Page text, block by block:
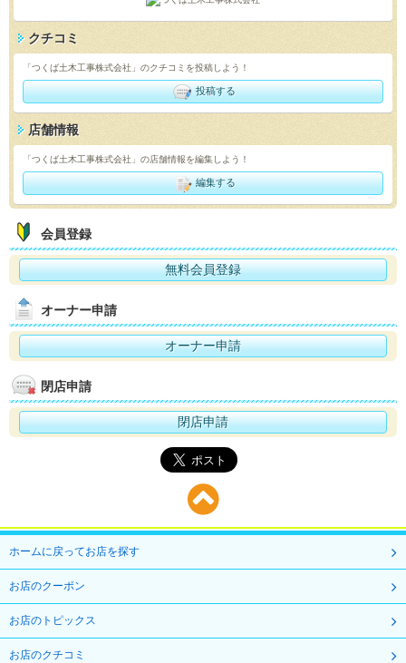
クチコミ
「つくば土木工事株式会社」のクチコミを投稿しよう！
投稿する
店舗情報
「つくば土木工事株式会社」の店舗情報を編集しよう！
編集する
会員登録
無料会員登録
オーナー申請
オーナー申請
閉店申請
閉店申請
ホームに戻ってお店を探す
お店のクーポン
お店のトピックス
お店のクチコミ